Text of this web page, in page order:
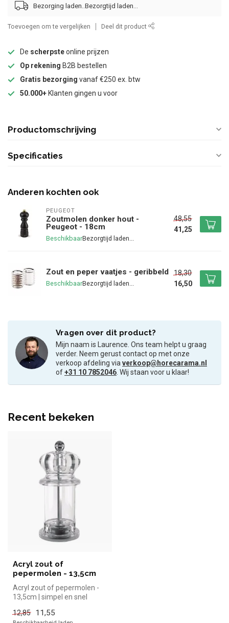
Bezorging laden..
Toevoegen om te vergelijken Deel dit product
De scherpsteonline prijzen
Op rekening B2B bestellen
Gratis bezorging vanaf €250 ex. btw
50.000+ Klanten gingen u voor
Productomschrijving
Specificaties
Anderen kochten ook
PEUGEOT
Zoutmolen donker hout -
Peugeot - 18cm
Beschikbaar
48,55
41,25
Zout en peper vaatjes - geribbeld
Beschikbaar
18,30
16,50
Vragen over dit product?
Mijn naam is Laurence. Ons team helpt u graag
verder. Neem gerust contact op met onze
verkoop afdeling viaverkoop@horecarama.nl
of+31 10 7852046. Wij staan voor u klaar!
Recent bekeken
Acryl zout of
pepermolen - 13,5cm
Acryl zout of pepermolen -
13,5cm | simpel en snel
Over...
12,85 11,55